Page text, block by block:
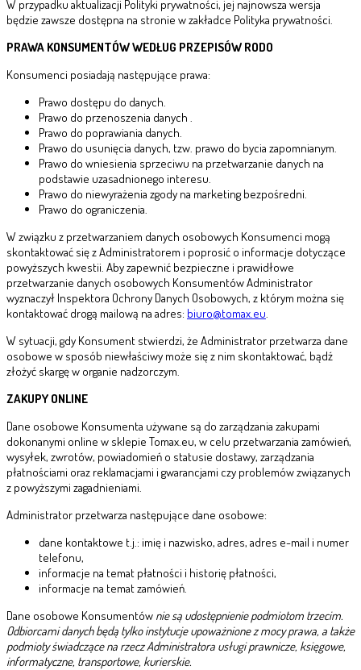
W przypadku aktualizacji Polityki prywatności, jej najnowsza wersja
będzie zawsze dostępna na stronie w zakładce Polityka prywatności.
PRAWA KONSUMENTÓW WEDŁUG PRZEPISÓW RODO
Konsumenci posiadają następujące prawa:
Prawo dostępu do danych.
Prawo do przenoszenia danych .
Prawo do poprawiania danych.
Prawo do usunięcia danych, tzw. prawo do bycia zapomnianym.
Prawo do wniesienia sprzeciwu na przetwarzanie danych na
podstawie uzasadnionego interesu.
Prawo do niewyrażenia zgody na marketing bezpośredni.
Prawo do ograniczenia.
W związku z przetwarzaniem danych osobowych Konsumenci mogą
skontaktować się z Administratorem i poprosić o informacje dotyczące
powyższych kwestii. Aby zapewnić bezpieczne i prawidłowe
przetwarzanie danych osobowych Konsumentów Administrator
wyznaczył Inspektora Ochrony Danych Osobowych, z którym można się
kontaktować drogą mailową na adres: biuro@tomax.eu
W sytuacji, gdy Konsument stwierdzi, że Administrator przetwarza dane
osobowe w sposób niewłaściwy może się z nim skontaktować, bądź
złożyć skargę w organie nadzorczym.
ZAKUPY ONLINE
Dane osobowe Konsumenta używane są do zarządzania zakupami
dokonanymi online w sklepie Tomax.eu, w celu przetwarzania zamówień,
wysyłek, zwrotów, powiadomień o statusie dostawy, zarządzania
płatnościami oraz reklamacjami i gwarancjami czy problemów związanych
z powyższymi zagadnieniami.
Administrator przetwarza następujące dane osobowe:
dane kontaktowe t.j.: imię i nazwisko, adres, adres e-mail i numer
telefonu,
informacje na temat płatności i historię płatności,
informacje na temat zamówień.
Dane osobowe Konsumentów nie są udostępnienie podmiotom trzecim.
Odbiorcami danych będą tylko instytucje upoważnione z mocy prawa, a także
podmioty świadczące na rzecz Administratora usługi prawnicze, księgowe,
informatyczne, transportowe, kurierskie.